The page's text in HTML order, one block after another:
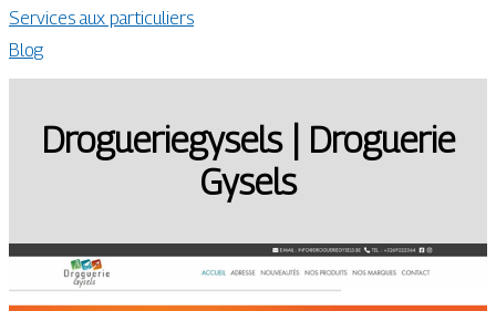
Services aux particuliers
Blog
Drogue­riegysels | Droguerie
Gysels